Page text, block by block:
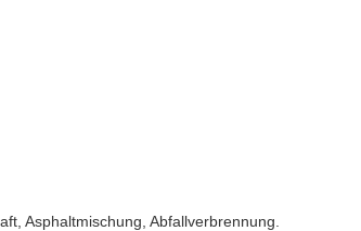
Asphaltmischung, Abfallverbrennung.